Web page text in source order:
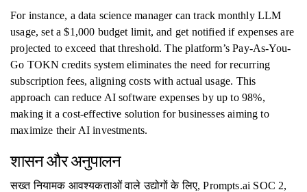
For instance, a data science manager can track monthly LLM
usage, set a $1,000 budget limit, and get notified if expenses are
projected to exceed that threshold. The platform’s Pay-As-You-
Go TOKN credits system eliminates the need for recurring
subscription fees, aligning costs with actual usage. This
approach can reduce AI software expenses by up to 98%,
making it a cost-effective solution for businesses aiming to
maximize their AI investments.
शासन और अनुपालन
सख्त नियामक आवश्यकताओं वाले उद्योगों के लिए, Prompts.ai SOC 2,